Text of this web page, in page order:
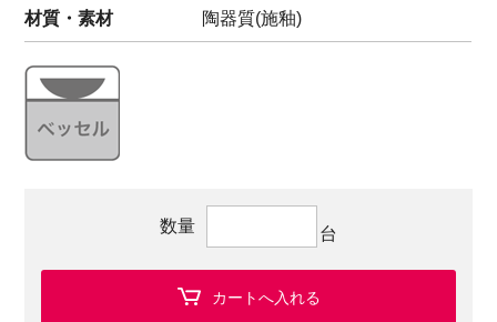
材質・素材 陶器質(施釉)
数量 台
カートへ入れる